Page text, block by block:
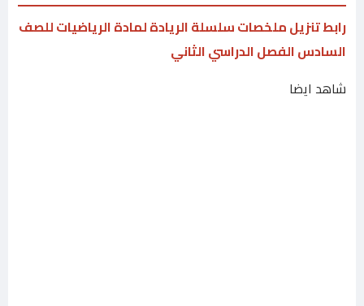
رابط تنزيل ملخصات سلسلة الريادة لمادة الرياضيات للصف
السادس الفصل الدراسي الثاني
شاهد ايضا